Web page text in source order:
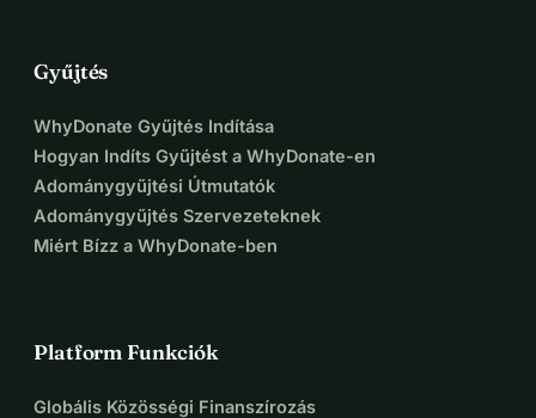
Gyűjtés
WhyDonate Gyűjtés Indítása
Hogyan Indíts Gyűjtést a WhyDonate-en
Adománygyűjtési Útmutatók
Adománygyűjtés Szervezeteknek
Miért Bízz a WhyDonate-ben
Platform Funkciók
Globális Közösségi Finanszírozás